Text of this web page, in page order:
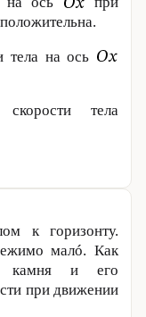
тела на ось
тела
к горизонту.
малó. Как
камня и его
при движении